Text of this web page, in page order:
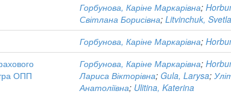
Горбунова, Каріне Маркарівна;
Світлана Борисівна; Litvinchuk,
Горбунова, Каріне Маркарівна;
ОПП
Горбунова, Каріне Маркарівна;
Лариса Вікторівна; Gula, Larysa;
Анатоліївна; Ulitina, Katerina